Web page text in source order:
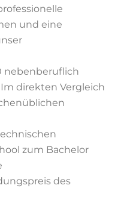
und eine
nebenberuflich
direkten Vergleich
zum Bachelor
des